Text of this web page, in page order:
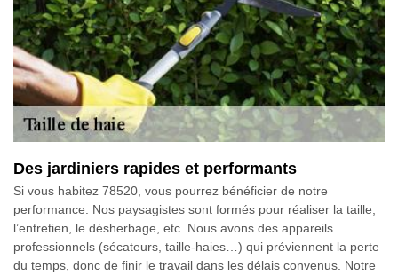
Des jardiniers rapides et performants
Si vous habitez 78520, vous pourrez bénéficier de notre
performance. Nos paysagistes sont formés pour réaliser la taille,
l’entretien, le désherbage, etc. Nous avons des appareils
professionnels (sécateurs, taille-haies…) qui préviennent la perte
du temps, donc de finir le travail dans les délais convenus. Notre